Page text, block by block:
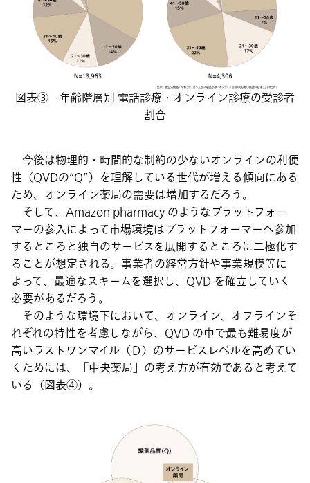
図表③ 年齢階層別 電話診療・オンライン診療の受診者
割合
今後は物理的・時間的な制約の少ないオンラインの利便
性（QVDの“Q”）を理解している世代が増える傾向にある
ため、オンライン薬局の需要は増加するだろう。
そして、Amazon pharmacy のようなプラットフォー
マーの参入によって市場環境はプラットフォーマーへ参加
するところと独自のサービスを展開するところに二極化す
ることが想定される。事業者の経営方針や事業規模等に
よって、最適なスキームを選択し、QVD を確立していく
必要があるだろう。
そのような環境下において、オンライン、オフラインそ
れぞれの特性を考慮しながら、QVD の中で最も難易度が
高いラストワンマイル（Ｄ）のサービスレベルを高めてい
くためには、「中央薬局」の考え方が有効であると考えて
いる（図表④）。